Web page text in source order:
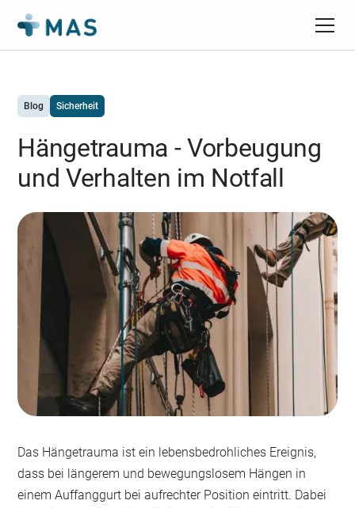
Blog Sicherheit
Hängetrauma - Vorbeugung
und Verhalten im Notfall
Das Hängetrauma ist ein lebensbedrohliches Ereignis,
dass bei längerem und bewegungslosem Hängen in
einem Auffanggurt bei aufrechter Position eintritt. Dabei